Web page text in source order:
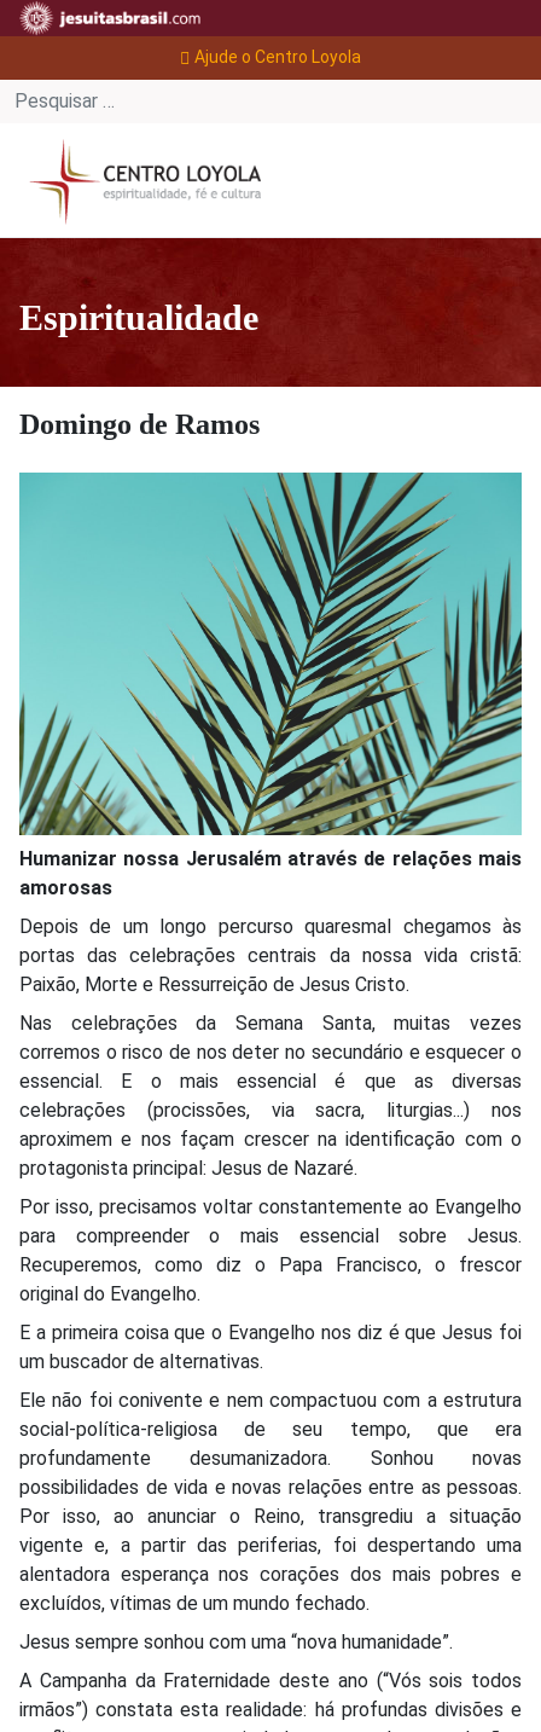
Ajude o Centro Loyola
Espiritualidade
Domingo de Ramos
Humanizar nossa Jerusalém através de relações mais
amorosas
Depois de um longo percurso quaresmal chegamos às
portas das celebrações centrais da nossa vida cristã:
Paixão, Morte e Ressurreição de Jesus Cristo.
Nas celebrações da Semana Santa, muitas vezes
corremos o risco de nos deter no secundário e esquecer o
essencial. E o mais essencial é que as diversas
celebrações (procissões, via sacra, liturgias...) nos
aproximem e nos façam crescer na identificação com o
protagonista principal: Jesus de Nazaré.
Por isso, precisamos voltar constantemente ao Evangelho
para compreender o mais essencial sobre Jesus.
Recuperemos, como diz o Papa Francisco, o frescor
original do Evangelho.
E a primeira coisa que o Evangelho nos diz é que Jesus foi
um buscador de alternativas.
Ele não foi conivente e nem compactuou com a estrutura
social-política-religiosa de seu tempo, que era
profundamente desumanizadora. Sonhou novas
possibilidades de vida e novas relações entre as pessoas.
Por isso, ao anunciar o Reino, transgrediu a situação
vigente e, a partir das periferias, foi despertando uma
alentadora esperança nos corações dos mais pobres e
excluídos, vítimas de um mundo fechado.
Jesus sempre sonhou com uma “nova humanidade”.
A Campanha da Fraternidade deste ano (“Vós sois todos
irmãos”) constata esta realidade: há profundas divisões e